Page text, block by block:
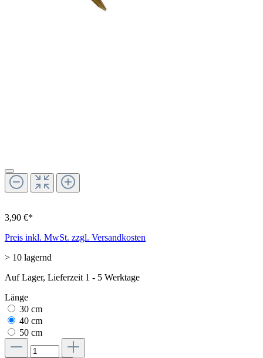
3,90 €*
Preis inkl. MwSt. zzgl. Versandkosten
> 10 lagernd
Auf Lager, Lieferzeit 1 - 5 Werktage
Länge
30 cm
40 cm
50 cm